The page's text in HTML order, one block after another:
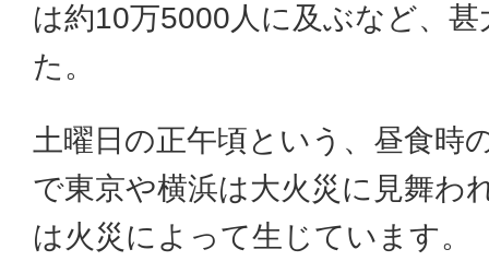
は約10万5000人に及ぶなど、
た。
土曜日の正午頃という、昼食時
で東京や横浜は大火災に見舞わ
は火災によって生じています。